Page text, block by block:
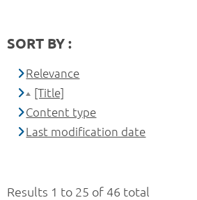
Results 1 to 25 of 46 total
SORT BY :
Relevance
[Title]
Content type
Last modification date